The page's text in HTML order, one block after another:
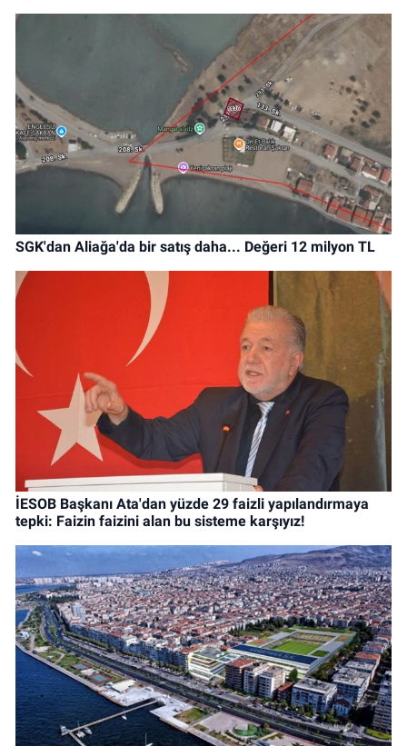
SGK'dan Aliağa'da bir satış daha... Değeri 12 milyon TL
İESOB Başkanı Ata'dan yüzde 29 faizli yapılandırmaya
tepki: Faizin faizini alan bu sisteme karşıyız!